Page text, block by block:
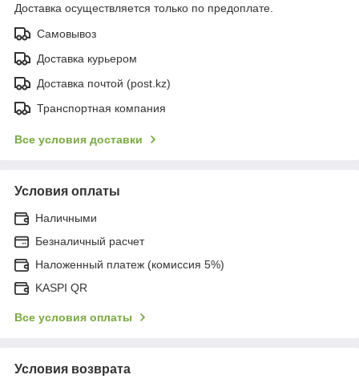
Доставка осуществляется только по предоплате.
Самовывоз
Доставка курьером
Доставка почтой (post.kz)
Транспортная компания
Все условия доставки
Условия оплаты
Наличными
Безналичный расчет
Наложенный платеж (комиссия 5%)
KASPI QR
Все условия оплаты
Условия возврата